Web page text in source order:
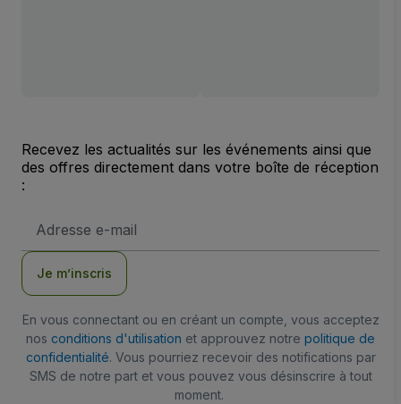
Recevez les actualités sur les événements ainsi que
des offres directement dans votre boîte de réception
:
e-
Je m’inscris
En vous connectant ou en créant un compte, vous acceptez
nos conditions d'utilisation et approuvez notre politique de
confidentialité. Vous pourriez recevoir des notifications par
SMS de notre part et vous pouvez vous désinscrire à tout
moment.